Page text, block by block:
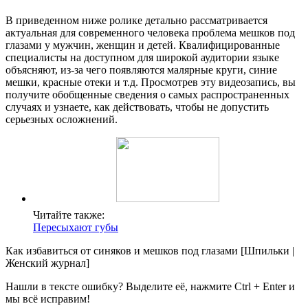
В приведенном ниже ролике детально рассматривается
актуальная для современного человека проблема мешков под
глазами у мужчин, женщин и детей. Квалифицированные
специалисты на доступном для широкой аудитории языке
объясняют, из-за чего появляются малярные круги, синие
мешки, красные отеки и т.д. Просмотрев эту видеозапись, вы
получите обобщенные сведения о самых распространенных
случаях и узнаете, как действовать, чтобы не допустить
серьезных осложнений.
Читайте также:
Пересыхают губы
Как избавиться от синяков и мешков под глазами [Шпильки |
Женский журнал]
Нашли в тексте ошибку? Выделите её, нажмите Ctrl + Enter и
мы всё исправим!